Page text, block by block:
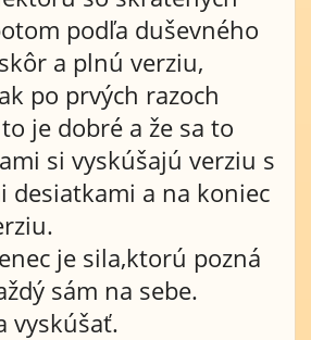
podľa duševného
a plnú verziu,
po prvých razoch
je dobré a že sa to
si vyskúšajú verziu s
desiatkami a na koniec
je sila,ktorú pozná
sám na sebe.
vyskúšať.